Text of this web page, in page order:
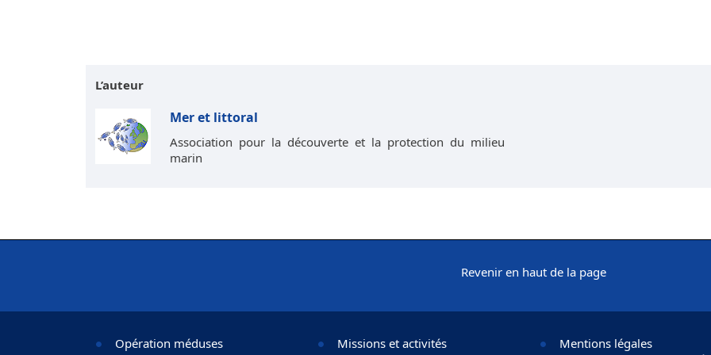
L’auteur
Mer et littoral
Association pour la découverte et la protection du milieu
marin
Revenir en haut de la page
Opération méduses
Missions et activités
Mentions légales